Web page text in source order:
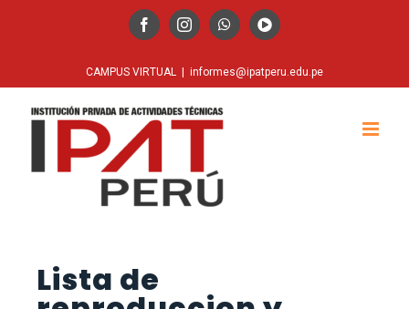
CAMPUS VIRTUAL informes@ipatperu.edu.pe
Lista de